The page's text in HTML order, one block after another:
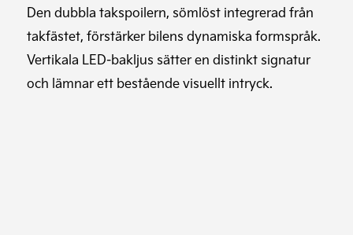
Den dubbla takspoilern, sömlöst integrerad från
takfästet, förstärker bilens dynamiska formspråk.
Vertikala LED-bakljus sätter en distinkt signatur
och lämnar ett bestående visuellt intryck.